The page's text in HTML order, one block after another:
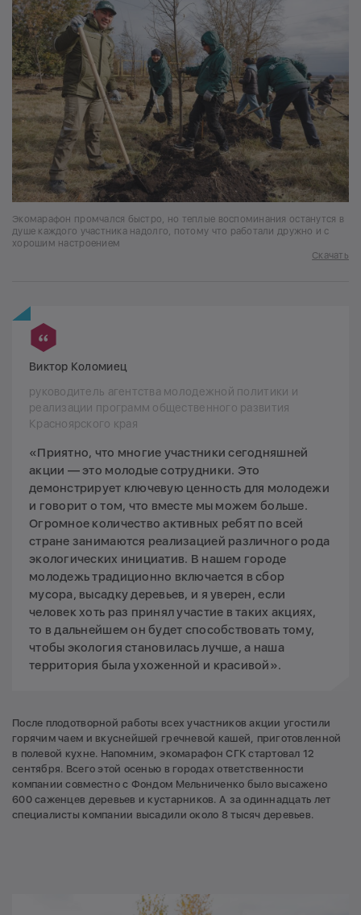
Экомарафон промчался быстро, но теплые воспоминания останутся в
душе каждого участника надолго, потому что работали дружно и с
хорошим настроением
Скачать
Виктор Коломиец
руководитель агентства молодежной политики и
реализации программ общественного развития
Красноярского края
«Приятно, что многие участники сегодняшней
акции — это молодые сотрудники. Это
демонстрирует ключевую ценность для молодежи
и говорит о том, что вместе мы можем больше.
Огромное количество активных ребят по всей
стране занимаются реализацией различного рода
экологических инициатив. В нашем городе
молодежь традиционно включается в сбор
мусора, высадку деревьев, и я уверен, если
человек хоть раз принял участие в таких акциях,
то в дальнейшем он будет способствовать тому,
чтобы экология становилась лучше, а наша
территория была ухоженной и красивой».
После плодотворной работы всех участников акции угостили
горячим чаем и вкуснейшей гречневой кашей, приготовленной
в полевой кухне. Напомним, экомарафон СГК стартовал 12
сентября. Всего этой осенью в городах ответственности
компании совместно с Фондом Мельниченко было высажено
600 саженцев деревьев и кустарников. А за одиннадцать лет
специалисты компании высадили около 8 тысяч деревьев.